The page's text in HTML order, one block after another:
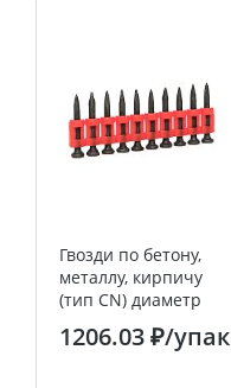
Гвозди по бетону,
металлу, кирпичу
(тип CN) диаметр
2.7 мм длина 25 мм
(1000 шт.)
1206.03 ₽/упак